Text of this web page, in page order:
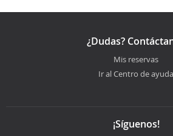
¿Dudas?
Mis reservas
Ir al Centro de ayuda
¡Síguenos!